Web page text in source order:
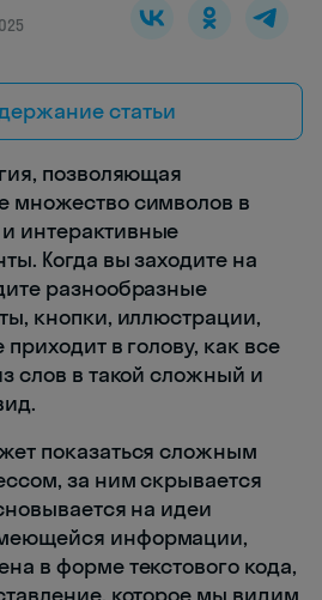
статьи
позволяющая
множество символов в
интерактивные
Когда вы заходите на
разнообразные
кнопки, иллюстрации,
в голову, как все
слов в такой сложный и
показаться сложным
за ним скрывается
на идеи
информации,
в форме текстового кода,